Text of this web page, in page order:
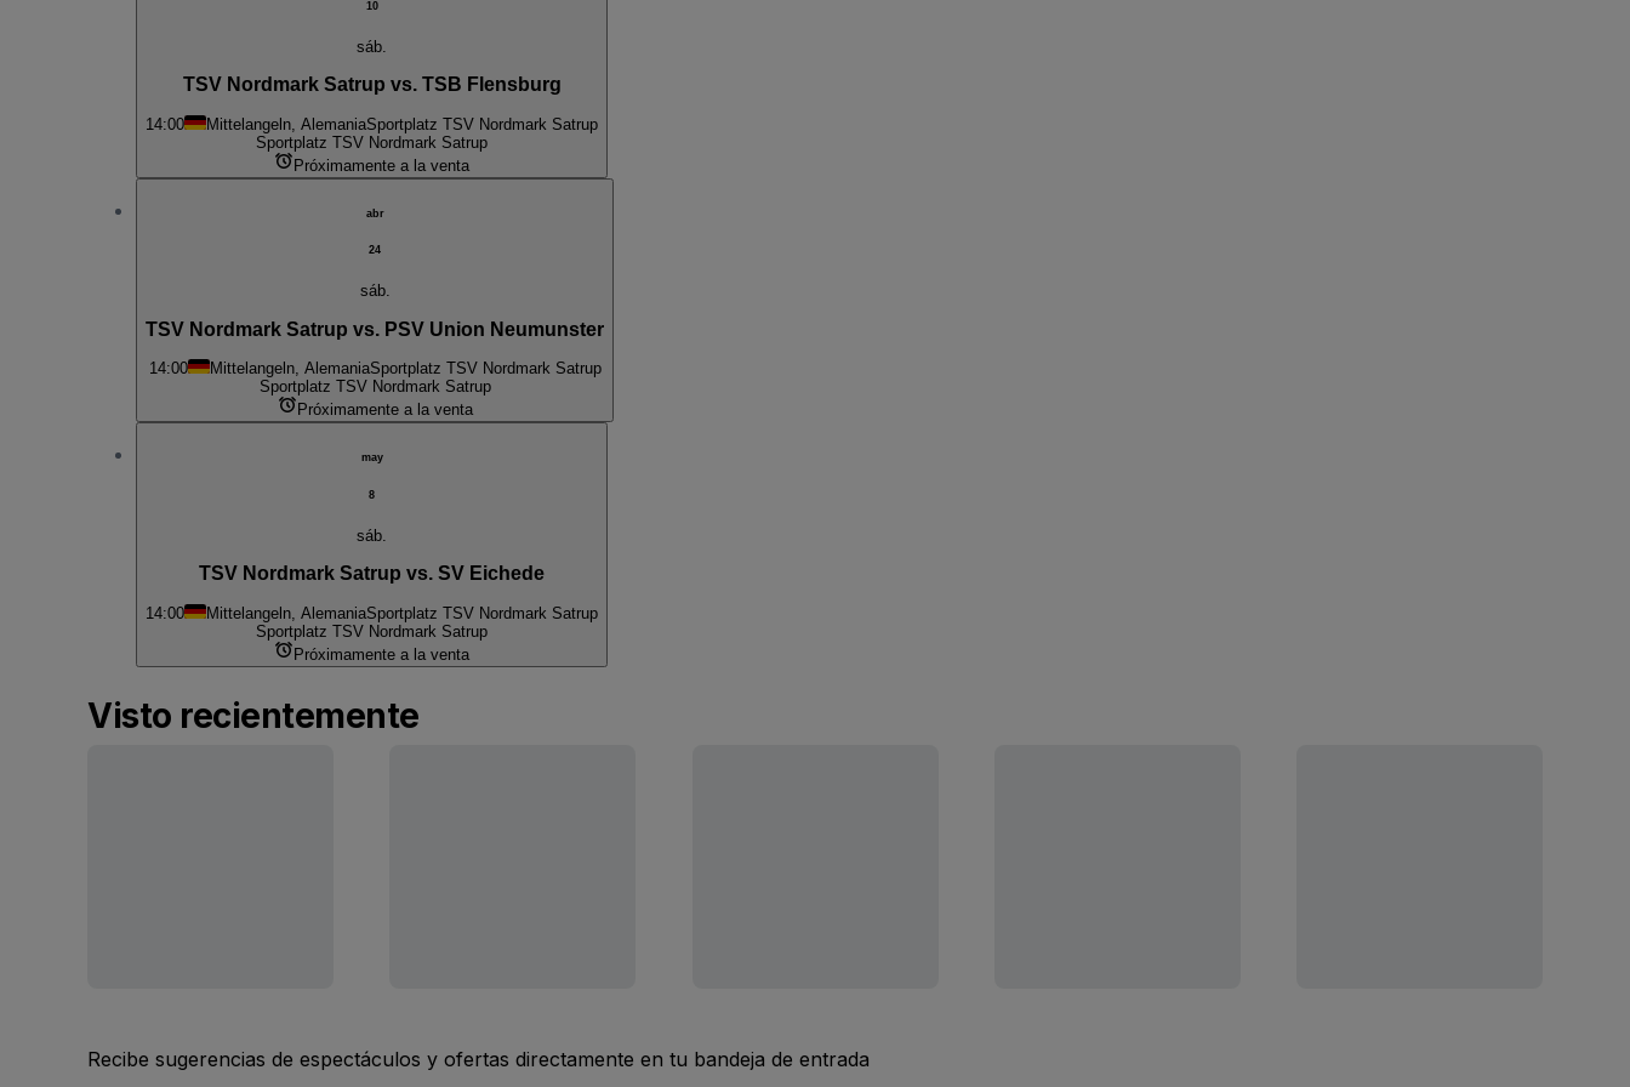
10
sáb.
TSV Nordmark Satrup vs. TSB Flensburg
14:00 Mittelangeln, AlemaniaSportplatz TSV Nordmark Satrup
Sportplatz TSV Nordmark Satrup
Próximamente a la venta
abr
24
sáb.
TSV Nordmark Satrup vs. PSV Union Neumunster
14:00 Mittelangeln, AlemaniaSportplatz TSV Nordmark Satrup
Sportplatz TSV Nordmark Satrup
Próximamente a la venta
may
8
sáb.
TSV Nordmark Satrup vs. SV Eichede
14:00 Mittelangeln, AlemaniaSportplatz TSV Nordmark Satrup
Sportplatz TSV Nordmark Satrup
Próximamente a la venta
Visto recientemente
Recibe sugerencias de espectáculos y ofertas directamente en tu bandeja de entrada